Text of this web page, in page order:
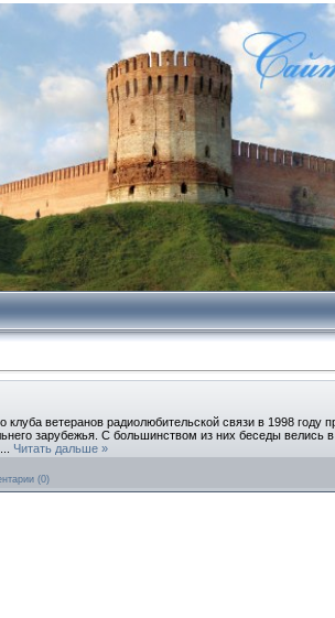
ветеранов радиолюбительской связи в 1998
зарубежья. С большинством из них беседы
Читать дальше »
(0)